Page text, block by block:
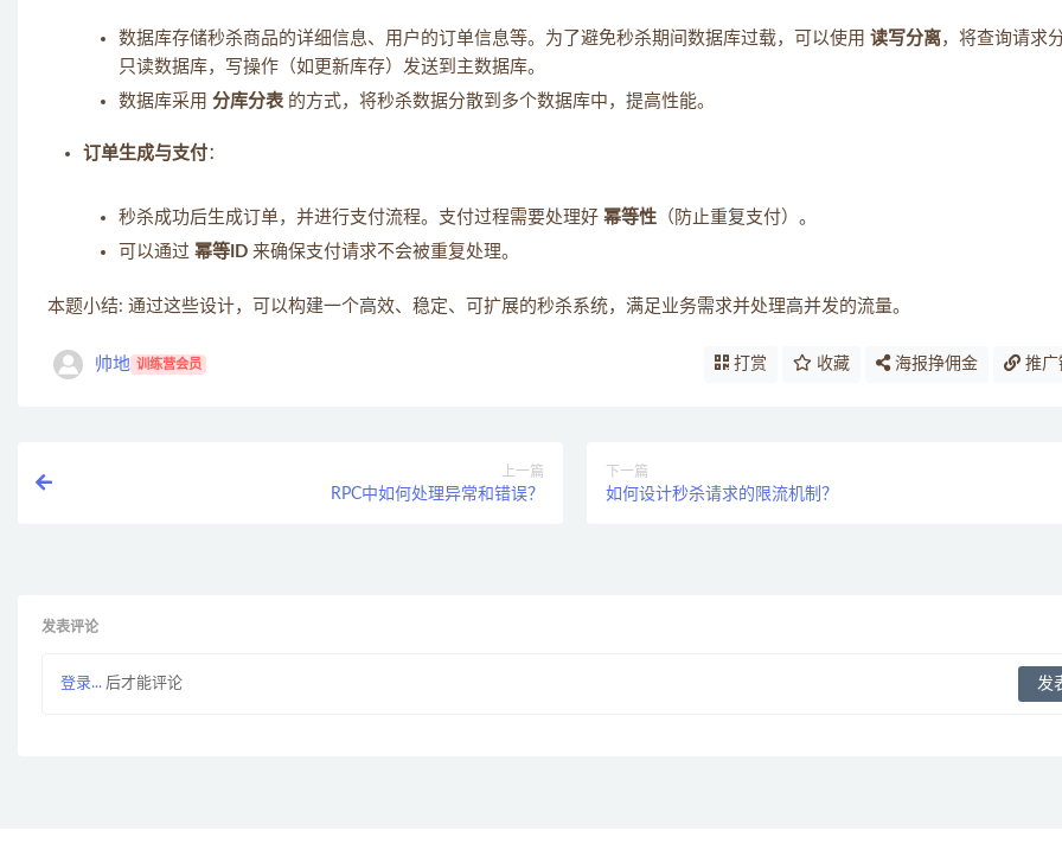
数据库存储秒杀商品的详细信息、用户的订单信息等。为了避免秒杀期间数据库过载，可以使用 读写分离 ，将查询请求
只读数据库，写操作（如更新库存）发送到主数据库。
数据库采用 分库分表 的方式，将秒杀数据分散到多个数据库中，提高性能。
订单生成与支付：
秒杀成功后生成订单，并进行支付流程。支付过程需要处理好 幂等性 （防止重复支付）。
可以通过 幂等ID 来确保支付请求不会被重复处理。
本题小结: 通过这些设计，可以构建一个高效、稳定、可扩展的秒杀系统，满足业务需求并处理高并发的流量。
帅地 训练营会员 打赏 收藏 海报挣佣金 推广
上一篇
RPC中如何处理异常和错误？
下一篇
如何设计秒杀请求的限流机制？
发表评论
登录... 后才能评论